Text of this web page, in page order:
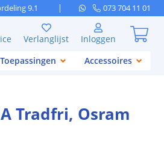
9.1 073 704 11 01
Verlanglijst
Inloggen
Toepassingen Accessoires
Tradfri, Osram